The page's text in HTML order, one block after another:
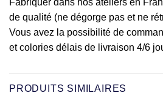
Fabriquer dans nos ateliers en
de qualité (ne dégorge pas et ne
Vous avez la possibilité de
et colories délais de livraison 4/6
PRODUITS SIMILAIRES